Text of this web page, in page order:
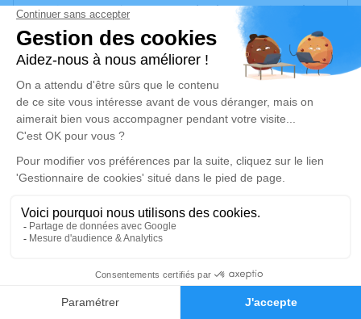
Faire-part Hommages
anecdote ou exprimer vos pensées à travers des poèmes
ou des textes. Cet endroit est un lieu d'expression dédié à
honorer la mémoire de Raymond OGER.
Un service de plantation d’arbre hommage estdisponible
jeudi 24 juillet 2025 à 10h00
Église Saint Sylvain d'Anjou de Verrières-en-
Anjou
49480 Verrières-en-Anjou